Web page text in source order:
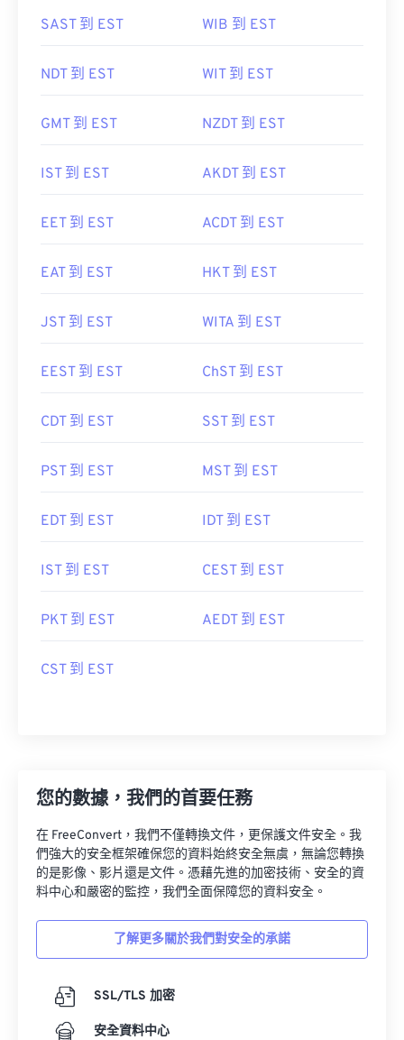
SAST 到 EST WIB 到 EST
NDT 到 EST WIT 到 EST
GMT 到 EST NZDT 到 EST
IST 到 EST AKDT 到 EST
EET 到 EST ACDT 到 EST
EAT 到 EST HKT 到 EST
JST 到 EST WITA 到 EST
EEST 到 EST ChST 到 EST
CDT 到 EST SST 到 EST
PST 到 EST MST 到 EST
EDT 到 EST IDT 到 EST
IST 到 EST CEST 到 EST
PKT 到 EST AEDT 到 EST
CST 到 EST
您的數據，我們的首要任務
在 FreeConvert，我們不僅轉換文件，更保護文件安全。我
們強大的安全框架確保您的資料始終安全無虞，無論您轉換
的是影像、影片還是文件。憑藉先進的加密技術、安全的資
料中心和嚴密的監控，我們全面保障您的資料安全。
了解更多關於我們對安全的承諾
SSL/TLS 加密
安全資料中心